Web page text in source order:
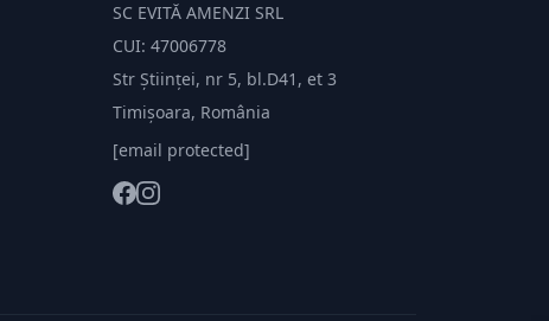
SC EVITĂ AMENZI SRL
CUI: 47006778
Str Științei, nr 5, bl.D41, et 3
Timișoara, România
[email protected]